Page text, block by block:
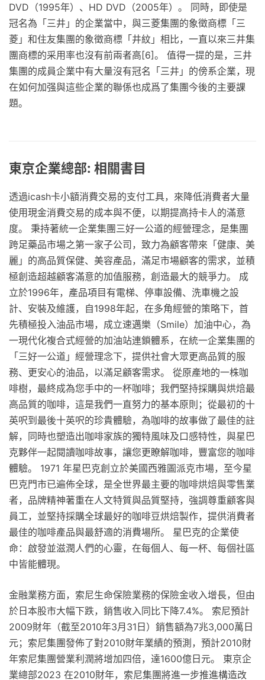
DVD（1995年）、HD DVD（2005年）。 同時，即使是
冠名為「三井」的企業當中，與三菱集團的象徵商標「三
菱」和住友集團的象徵商標「井紋」相比，一直以來三井集
團商標的采用率也沒有前兩者高[6]。 值得一提的是，三井
集團的成員企業中有大量沒有冠名「三井」的傍系企業，現
在如何加强與這些企業的聯係也成爲了集團今後的主要課
題。
東京企業總部: 相關書目
透過icash卡小額消費交易的支付工具，來降低消費者大量
使用現金消費交易的成本與不便，以期提高持卡人的滿意
度。 秉持著統一企業集團三好一公道的經營理念，是集團
跨足藥品市場之第一家子公司，致力為顧客帶來「健康、美
麗」的高品質保健、美容產品，滿足市場顧客的需求，並積
極創造超越顧客滿意的加值服務，創造最大的競爭力。 成
立於1996年，產品項目有電梯、停車設備、洗車機之設
計、安裝及維護，自1998年起，在多角經營的策略下，首
先積極投入油品市場，成立速邁樂（Smile）加油中心，為
一現代化複合式經營的加油站連鎖體系，在統一企業集團的
「三好一公道」經營理念下，提供社會大眾更高品質的服
務、更安心的油品，以滿足顧客需求。 從原產地的一株咖
啡樹，最終成為您手中的一杯咖啡；我們堅持採購與烘焙最
高品質的咖啡，這是我們一直努力的基本原則；從最初的十
英呎到最後十英呎的珍貴體驗，為咖啡的故事做了最佳的註
解，同時也塑造出咖啡家族的獨特風味及口感特性，與星巴
克夥伴一起閱讀咖啡故事，讓您更瞭解咖啡，豐富您的咖啡
體驗。 1971 年星巴克創立於美國西雅圖派克市場，至今星
巴克門市已遍佈全球，是全世界最主要的咖啡烘焙與零售業
者，品牌精神著重在人文特質與品質堅持，強調尊重顧客與
員工，並堅持採購全球最好的咖啡豆烘焙製作，提供消費者
最佳的咖啡產品與最舒適的消費場所。 星巴克的企業使
命：啟發並滋潤人們的心靈，在每個人、每一杯、每個社區
中皆能體現。
金融業務方面，索尼生命保險業務的保險金收入增長，但由
於日本股市大幅下跌，銷售收入同比下降7.4%。 索尼預計
2009財年（截至2010年3月31日）銷售額為7兆3,000萬日
元；索尼集團發佈了對2010財年業績的預測，預計2010財
年索尼集團營業利潤將增加四倍，達1600億日元。 東京企
業總部2023 在2010財年，索尼集團將進一步推進構造改